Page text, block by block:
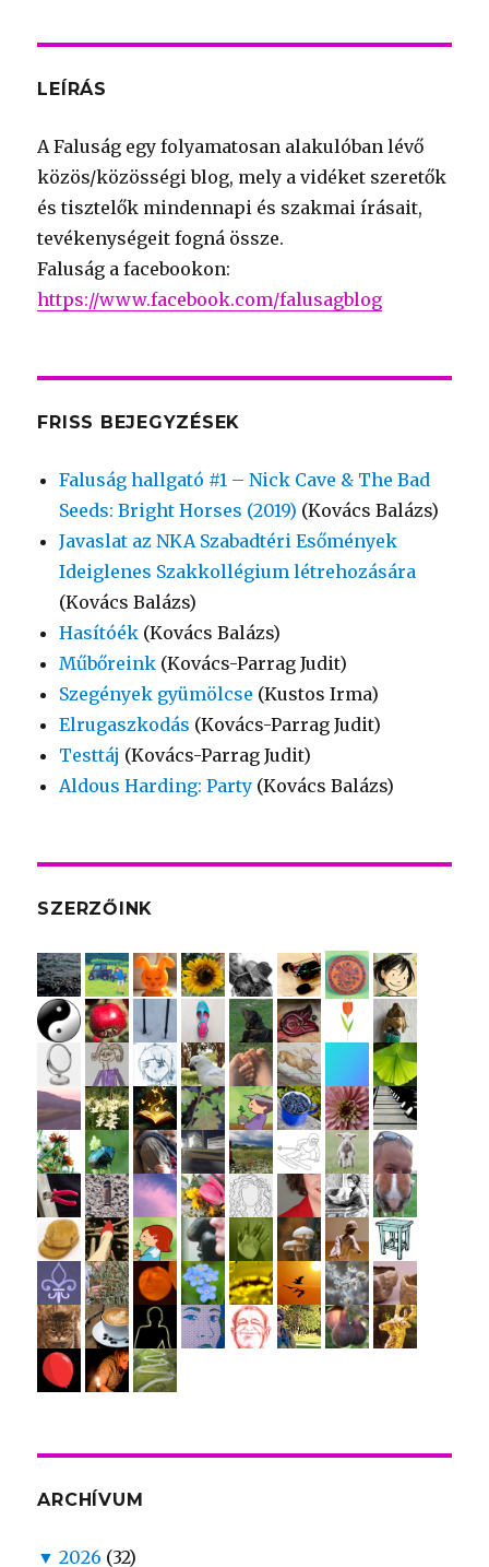
LEÍRÁS
A Faluság egy folyamatosan alakulóban lévő
közös/közösségi blog, mely a vidéket szeretők
és tisztelők mindennapi és szakmai írásait,
tevékenységeit fogná össze.
Faluság a facebookon:
https://www.facebook.com/falusagblog
FRISS BEJEGYZÉSEK
Faluság hallgató #1 – Nick Cave & The Bad
Seeds: Bright Horses (2019) (Kovács Balázs)
Javaslat az NKA Szabadtéri Esőmények
Ideiglenes Szakkollégium létrehozására
(Kovács Balázs)
Hasítóék (Kovács Balázs)
Műbőreink (Kovács-Parrag Judit)
Szegények gyümölcse (Kustos Irma)
Elrugaszkodás (Kovács-Parrag Judit)
Testtáj (Kovács-Parrag Judit)
Aldous Harding: Party (Kovács Balázs)
SZERZŐINK
ARCHÍVUM
▼ 2026 (32)